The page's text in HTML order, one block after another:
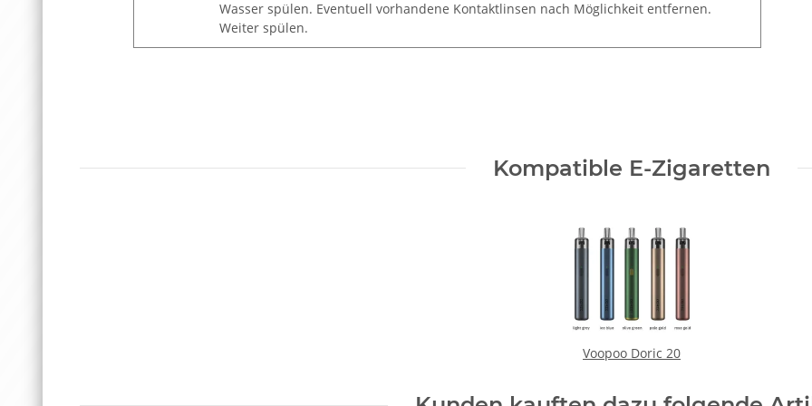
Wasser spülen. Eventuell vorhandene Kontaktlinsen nach Möglichkeit entfernen.
Weiter spülen.
Kompatible E-Zigaretten
Voopoo Doric 20